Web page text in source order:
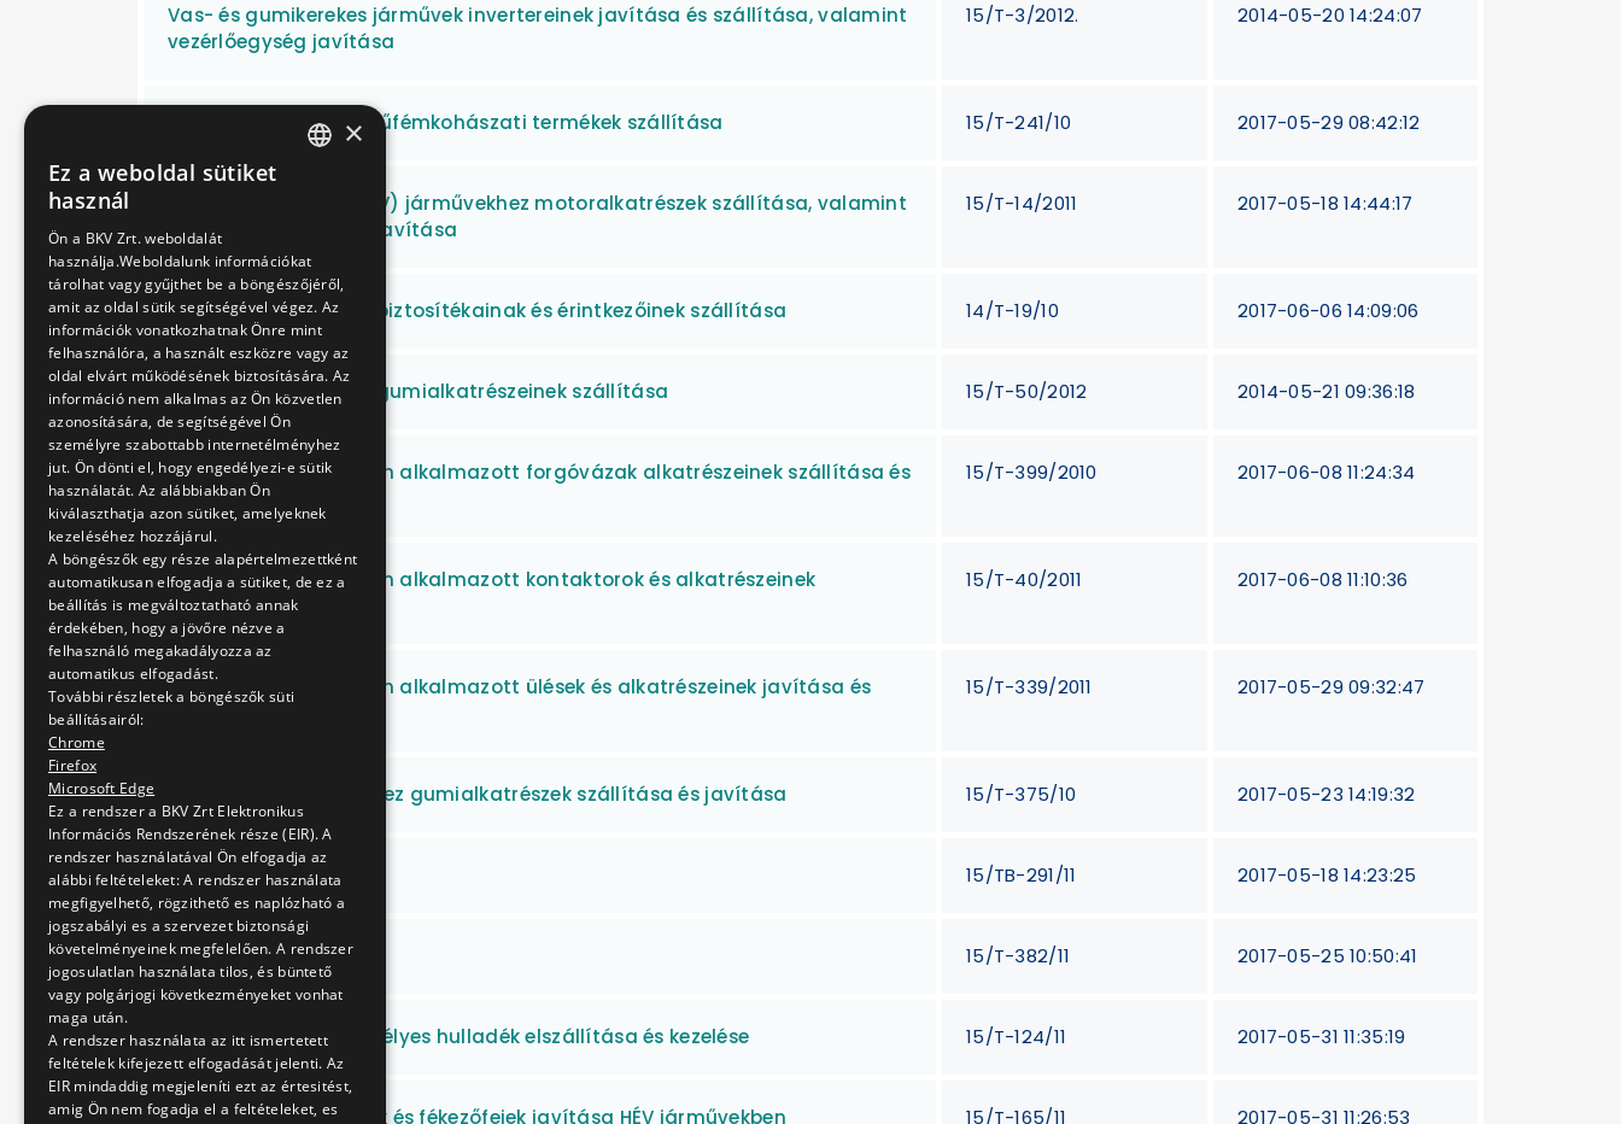
Vas- és gumikerekes járművek invertereinek javítása és szállítása, valamint
vezérlőegység javítása
15/T-3/2012. 2014-05-20 14:24:07
Vas-, nehéz- és könnyűfémkohászati termékek szállítása 15/T-241/10 2017-05-29 08:42:12
Vaskerekes (Metró, HÉV) járművekhez motoralkatrészek szállítása, valamint
az egyes alkatrészek javítása
15/T-14/2011 2017-05-18 14:44:17
Vaskerekes járművek biztosítékainak és érintkezőinek szállítása 14/T-19/10 2017-06-06 14:09:06
Vaskerekes járművek gumialkatrészeinek szállítása 15/T-50/2012 2014-05-21 09:36:18
Vaskerekes járműveken alkalmazott forgóvázak alkatrészeinek szállítása és
javítása
15/T-399/2010 2017-06-08 11:24:34
Vaskerekes járműveken alkalmazott kontaktorok és alkatrészeinek
szállítása és javítása
15/T-40/2011 2017-06-08 11:10:36
Vaskerekes járműveken alkalmazott ülések és alkatrészeinek javítása és
szállítása
15/T-339/2011 2017-05-29 09:32:47
Vaskerekes járművekhez gumialkatrészek szállítása és javítása 15/T-375/10 2017-05-23 14:19:32
Vasúti sínek szállítása 15/TB-291/11 2017-05-18 14:23:25
Védőitalok szállítása 15/T-382/11 2017-05-25 10:50:41
Veszélyes és nem veszélyes hulladék elszállítása és kezelése 15/T-124/11 2017-05-31 11:35:19
Vezetői fékezőszelepek és fékezőfejek javítása HÉV járművekben 15/T-165/11 2017-05-31 11:26:53
×
Ez a weboldal sütiket
használ
Ön a BKV Zrt. weboldalát
használja.Weboldalunk információkat
tárolhat vagy gyűjthet be a böngészőjéről,
amit az oldal sütik segítségével végez. Az
információk vonatkozhatnak Önre mint
felhasználóra, a használt eszközre vagy az
oldal elvárt működésének biztosítására. Az
információ nem alkalmas az Ön közvetlen
azonosítására, de segítségével Ön
személyre szabottabb internetélményhez
jut. Ön dönti el, hogy engedélyezi-e sütik
használatát. Az alábbiakban Ön
kiválaszthatja azon sütiket, amelyeknek
kezeléséhez hozzájárul.
A böngészők egy része alapértelmezettként
automatikusan elfogadja a sütiket, de ez a
beállítás is megváltoztatható annak
érdekében, hogy a jövőre nézve a
felhasználó megakadályozza az
automatikus elfogadást.
További részletek a böngészők süti
beállításairól:
Chrome
Firefox
Microsoft Edge
Ez a rendszer a BKV Zrt Elektronikus
Információs Rendszerének része (EIR). A
rendszer használatával Ön elfogadja az
alábbi feltételeket: A rendszer használata
megfigyelhető, rögzithető es naplózható a
jogszabályi es a szervezet biztonsági
követelményeinek megfelelően. A rendszer
jogosulatlan használata tilos, és büntető
vagy polgárjogi következményeket vonhat
maga után.
A rendszer használata az itt ismertetett
feltételek kifejezett elfogadását jelenti. Az
EIR mindaddig megjeleníti ezt az értesitést,
amig Ön nem fogadja el a feltételeket, es